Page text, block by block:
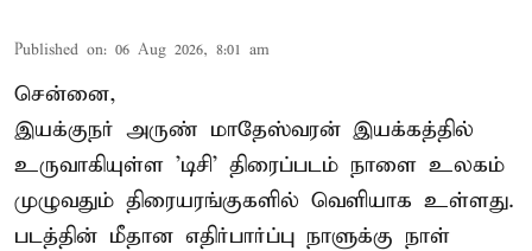
Published on: 06 Aug 2026, 8:01 am
சென்னை,
இயக்குநர் அருண் மாதேஸ்வரன் இயக்கத்தில்
உருவாகியுள்ள 'டிசி' திரைப்படம் நாளை உலகம்
முழுவதும் திரையரங்குகளில் வெளியாக உள்ளது.
படத்தின் மீதான எதிர்பார்ப்பு நாளுக்கு நாள்